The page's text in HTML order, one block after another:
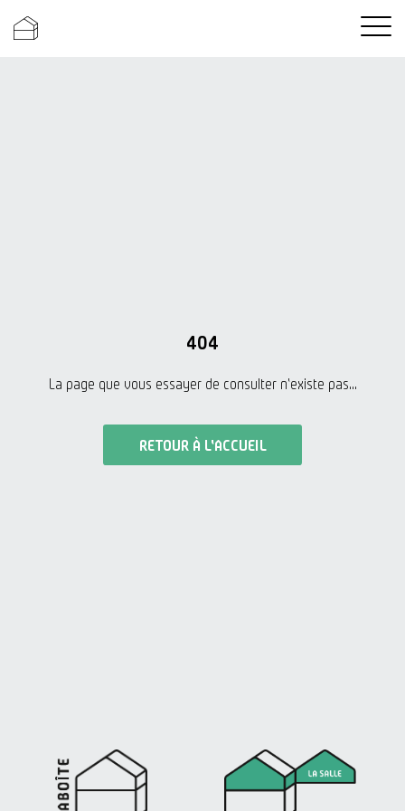
Ouvrir
404
La page que vous essayer de consulter n'existe pas...
RETOUR À L'ACCUEIL